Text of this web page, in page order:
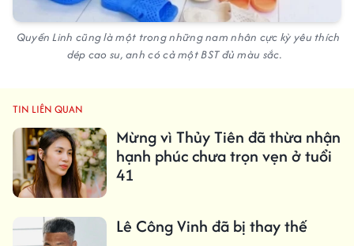
Quyền Linh cũng là một trong những nam nhân cực kỳ yêu thích
dép cao su, anh có cả một BST đủ màu sắc.
TIN LIÊN QUAN
Mừng vì Thủy Tiên đã thừa nhận
hạnh phúc chưa trọn vẹn ở tuổi
41
Lê Công Vinh đã bị thay thế